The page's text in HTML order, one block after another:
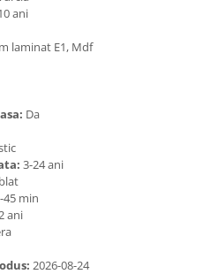
ani
laminat E1, Mdf
Da
3-24 ani
45 min
2 ani
2026-08-24